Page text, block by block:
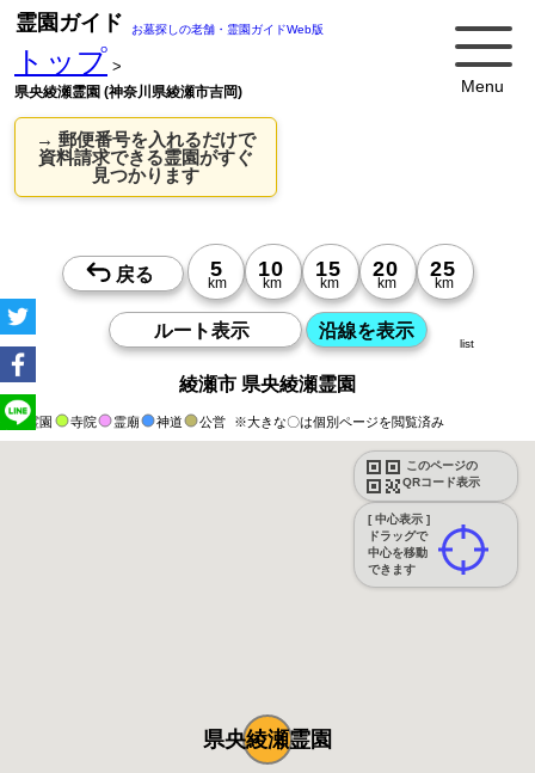
Menu
霊園ガイド お墓探しの老舗・霊園ガイドWeb版
トップ >
県央綾瀬霊園 (神奈川県綾瀬市吉岡)
→ 郵便番号を入れるだけで
資料請求できる霊園がすぐ
見つかります
綾瀬市 県央綾瀬霊園
霊園 寺院 霊廟 神道 公営 ※大きな〇は個別ページを閲覧済み
このページの
QRコード表示
[ 中心表示 ]
ドラッグで
中心を移動
できます
list
県央綾瀬霊園